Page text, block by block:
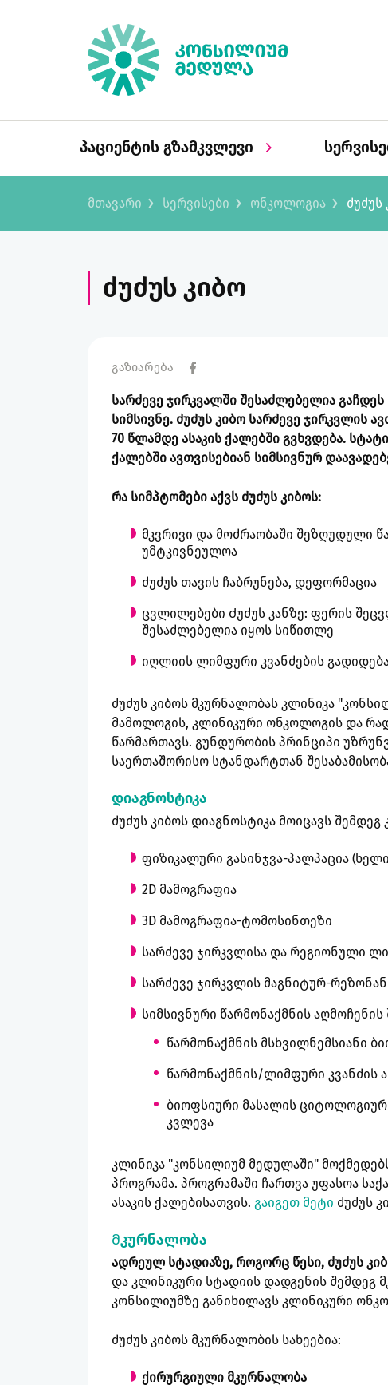
პაციენტის გზამკვლევი
მთავარი სერვისები ონკოლოგია ძუძუს
ძუძუს კიბო
გაზიარება
სარძევე ჯირკვალში შესაძლებელია
სიმსივნე. ძუძუს კიბო სარძევე ჯირკვლის
70 წლამდე ასაკის ქალებში გვხვდება.
ქალებში ავთვისებიან სიმსივნურ
რა სიმპტომები აქვს ძუძუს კიბოს:
მკვრივი და მოძრაობაში შეზღუდული
უმტკივნეულოა
ძუძუს თავის ჩაბრუნება, დეფორმაცია
ცვლილებები Ძუძუს კანზე: ფერის
შესაძლებელია იყოს სიწითლე
იღლიის ლიმფური კვანძების
ძუძუს კიბოს მკურნალობას კლინიკა
მამოლოგის, კლინიკური ონკოლოგის და
წარმართავს. გუნდურობის პრინციპი
საერთაშორისო სტანდარტთან
დიაგნოსტიკა
ძუძუს კიბოს დიაგნოსტიკა მოიცავს შემდეგ
ფიზიკალური გასინჯვა-პალპაცია
2D მამოგრაფია
3D მამოგრაფია-ტომოსინთეზი
სარძევე ჯირკვლისა და რეგიონული
სარძევე ჯირკვლის მაგნიტურ-
სიმსივნური წარმონაქმნის აღმოჩენის
წარმონაქმნის მსხვილნემსიანი
წარმონაქმნის/ლიმფური კვანძის
ბიოფსიური მასალის
კვლევა
კლინიკა "კონსილიუმ მედულაში"
პროგრამა. პროგრამაში ჩართვა უფასოა
ასაკის ქალებისათვის. გაიგეთ მეტი ძუძუს
Მკურნალობა
ადრეულ სტადიაზე, როგორც წესი, ძუძუს
და კლინიკური სტადიის დადგენის შემდეგ
კონსილიუმზე განიხილავს კლინიკური
ძუძუს კიბოს მკურნალობის სახეებია:
ქირურგიული მკურნალობა